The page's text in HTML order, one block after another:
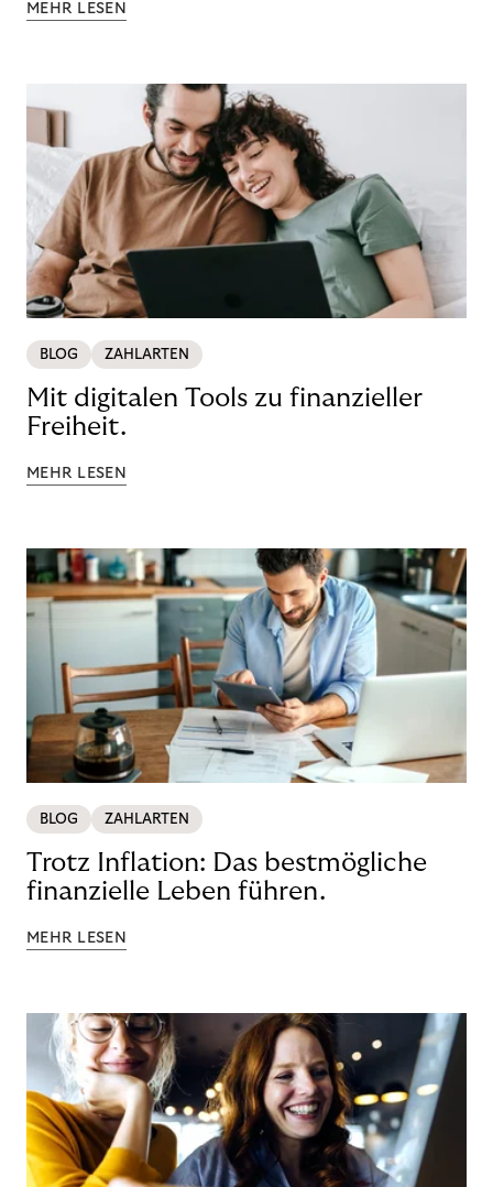
MEHR LESEN
BLOG ZAHLARTEN
Mit digitalen Tools zu finanzieller
Freiheit.
MEHR LESEN
BLOG ZAHLARTEN
Trotz Inflation: Das bestmögliche
finanzielle Leben führen.
MEHR LESEN